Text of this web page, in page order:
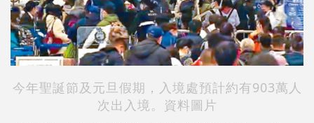
今年聖誕節及元旦假期，入境處預計約有903萬人
次出入境。資料圖片